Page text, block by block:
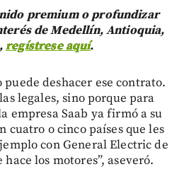
premium o profundizar
de Medellín, Antioquia,
regístrese aquí.
deshacer ese contrato.
legales, sino porque para
empresa Saab ya firmó a su
cuatro o cinco países que les
con General Electric de
los motores”, aseveró.